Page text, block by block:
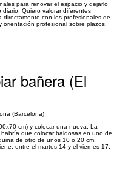
para renovar el espacio y dejarlo
Quiero valorar diferentes
con los profesionales de
profesional sobre plazos,
bañera (El
(Barcelona)
cm) y colocar una nueva. La
que colocar baldosas en uno de
de otro de unos 10 o 20 cm.
entre el martes 14 y el viernes 17.